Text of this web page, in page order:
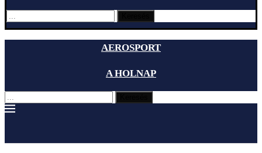
AEROSPORT
A HOLNAP